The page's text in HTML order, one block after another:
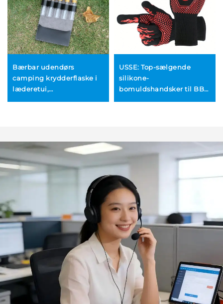
Bærbar udendørs
camping krydderflaske i
læderetui,
USSE: Top-sælgende
silikone-
bomuldshandsker til BBQ